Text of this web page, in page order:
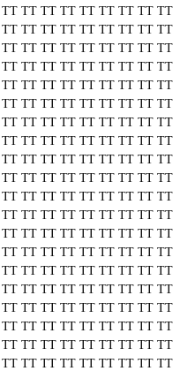
TT TT TT TT TT TT TT TT TT
TT TT TT TT TT TT TT TT TT
TT TT TT TT TT TT TT TT TT
TT TT TT TT TT TT TT TT TT
TT TT TT TT TT TT TT TT TT
TT TT TT TT TT TT TT TT TT
TT TT TT TT TT TT TT TT TT
TT TT TT TT TT TT TT TT TT
TT TT TT TT TT TT TT TT TT
TT TT TT TT TT TT TT TT TT
TT TT TT TT TT TT TT TT TT
TT TT TT TT TT TT TT TT TT
TT TT TT TT TT TT TT TT TT
TT TT TT TT TT TT TT TT TT
TT TT TT TT TT TT TT TT TT
TT TT TT TT TT TT TT TT TT
TT TT TT TT TT TT TT TT TT
TT TT TT TT TT TT TT TT TT
TT TT TT TT TT TT TT TT TT
TT TT TT TT TT TT TT TT TT